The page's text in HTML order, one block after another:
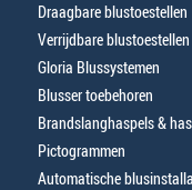
Draagbare blustoestellen
Verrijdbare blustoestellen
Gloria Blussystemen
Blusser toebehoren
Brandslanghaspels &
Pictogrammen
Automatische